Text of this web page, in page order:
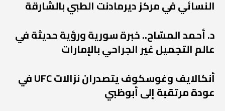
النسائي في مركز ديرمادنت الطبي بالشارقة
د. أحمد المسّاح.. خبرة سورية ورؤية حديثة في
عالم التجميل غير الجراحي بالإمارات
أنكالايف وغوسكوف يتصدران نزالات UFC في
عودة مرتقبة إلى أبوظبي